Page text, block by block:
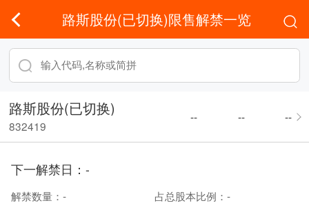
路斯股份(已切换)限售解禁一览
路斯股份(已切换)
832419
-- -- --
下一解禁日： -
解禁数量： - 占总股本比例： -